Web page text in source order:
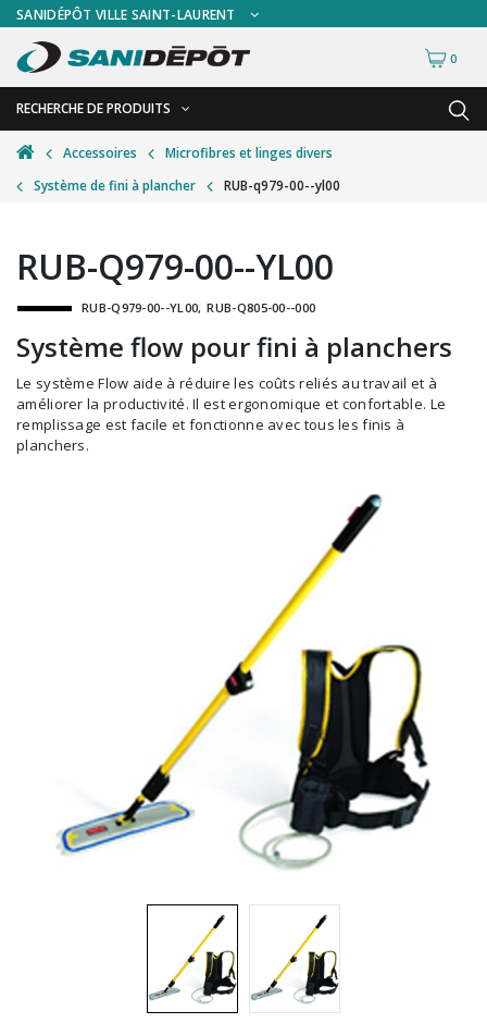
SANIDÉPÔT VILLE SAINT-LAURENT
0
RECHERCHE DE PRODUITS
RETOUR
Accessoires de sécurité
Accessoires pour le lavage de mur
Accessoires pour salles de bain
Alimentaire
Autres accessoires
Balais et porte-poussières
Grattoirs, moutons et racloirs pour vitres/planchers
Hygiène personnelle
Microfibres et linges divers
Poubelles
Seaux, essoreuses
Vadrouilles, manches et cadres
RETOUR
Gants
Plexiglas
Signalisations
Test de diagnostic
Thermomètre
Vêtements de sécurité
Accessoires
Microfibres et linges divers
Système de fini à plancher
RUB-q979-00--yl00
RUB-Q979-00--YL00
RUB-Q979-00--YL00 RUB-Q805-00--000
Système flow pour fini à planchers
Le système Flow aide à réduire les coûts reliés au travail et à
améliorer la productivité. Il est ergonomique et confortable. Le
remplissage est facile et fonctionne avec tous les finis à
planchers.